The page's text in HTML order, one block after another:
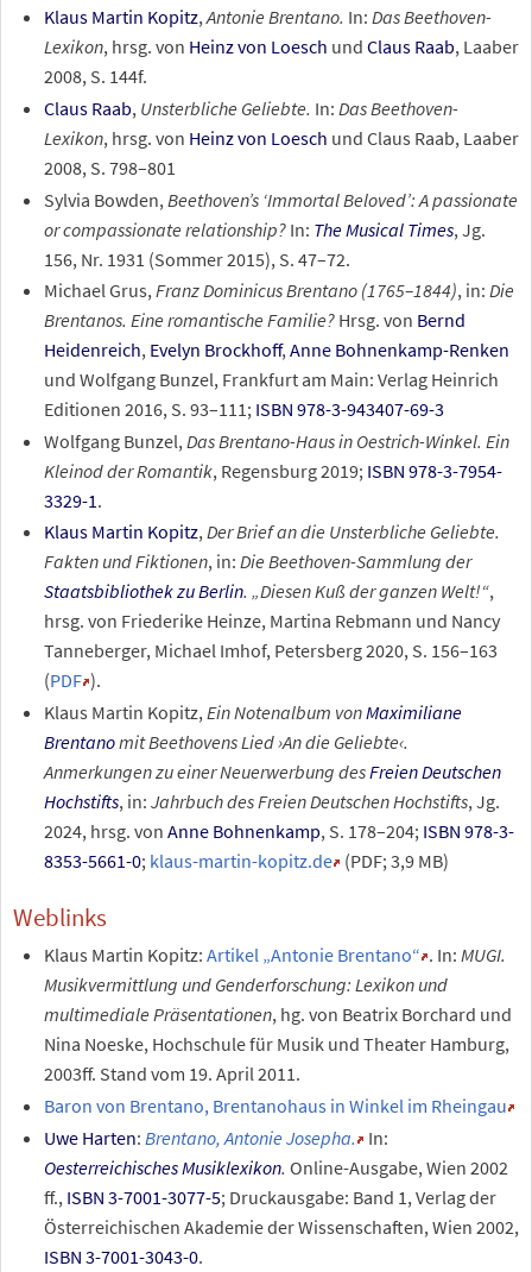
Klaus Martin Kopitz,Antonie Brentano. In: Das Beethoven-
Lexikon, hrsg. von Heinz von Loesch und Claus Raab, Laaber
2008, S. 144f.
Claus Raab, Unsterbliche Geliebte. In: Das Beethoven-
Lexikon, hrsg. von Heinz von Loesch und Claus Raab, Laaber
2008, S. 798–801
Sylvia Bowden, Beethoven’s ‘Immortal Beloved’: A passionate
or compassionate relationship?In: The Musical Times, Jg.
156, Nr. 1931 (Sommer 2015), S. 47–72.
Michael Grus,Franz Dominicus Brentano (1765–1844), in: Die
Brentanos. Eine romantische Familie?Hrsg. von Bernd
Heidenreich, Evelyn Brockhoff,Anne Bohnenkamp-Renken
und Wolfgang Bunzel, Frankfurt am Main: Verlag Heinrich
Editionen 2016, S. 93–111; ISBN 978-3-943407-69-3
Wolfgang Bunzel, Das Brentano-Haus in Oestrich-Winkel. Ein
Kleinod der Romantik, Regensburg 2019; ISBN 978-3-7954-
3329-1 .
Klaus Martin Kopitz,Der Brief an die Unsterbliche Geliebte.
Fakten und Fiktionen, in: Die Beethoven-Sammlung der
Staatsbibliothek zu Berlin. „Diesen Kuß der ganzen Welt!“,
hrsg. von Friederike Heinze, Martina Rebmann und Nancy
Tanneberger, Michael Imhof, Petersberg 2020, S. 156–163
(PDF ).
Klaus Martin Kopitz, Ein Notenalbum vonMaximiliane
Brentanomit Beethovens Lied ›An die Geliebte‹.
Anmerkungen zu einer Neuerwerbung desFreien Deutschen
Hochstifts, in: Jahrbuch des Freien Deutschen Hochstifts, Jg.
2024, hrsg. von Anne Bohnenkamp, S. 178–204; ISBN 978-3-
8353-5661-0; klaus-martin-kopitz.de (PDF; 3,9 MB)
Weblinks
Klaus Martin Kopitz: Artikel „Antonie Brentano“ . In: MUGI.
Musikvermittlung und Genderforschung: Lexikon und
multimediale Präsentationen, hg. von Beatrix Borchard und
Nina Noeske, Hochschule für Musik und Theater Hamburg,
2003ff. Stand vom 19. April 2011.
Baron von Brentano, Brentanohaus in Winkel im Rheingau
Uwe Harten: Brentano, Antonie Josepha.
In:
Oesterreichisches Musiklexikon. Online-Ausgabe, Wien 2002
ff., ISBN 3-7001-3077-5; Druckausgabe: Band 1, Verlag der
Österreichischen Akademie der Wissenschaften, Wien 2002,
ISBN 3-7001-3043-0.